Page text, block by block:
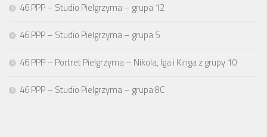
46 PPP – Studio Pielgrzyma – grupa 12
46 PPP – Studio Pielgrzyma – grupa 5
46 PPP – Portret Pielgrzyma – Nikola, Iga i Kinga z grupy 10
46 PPP – Studio Pielgrzyma – grupa 8C